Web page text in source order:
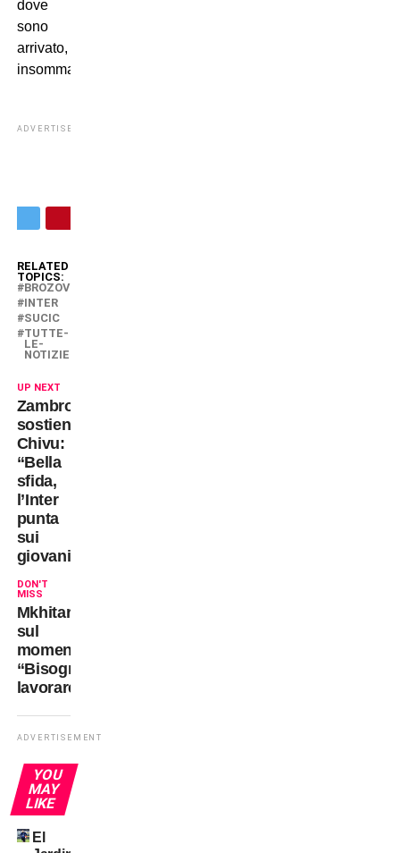
dove
sono
arrivato,
insomma”.
ADVERTISEMENT
RELATED
TOPICS:
BROZOVIC
INTER
SUCIC
TUTTE-
LE-
NOTIZIE
UP NEXT
Zambrotta
sostiene
Chivu:
“Bella
sfida,
l’Inter
punta
sui
giovani”
DON'T
MISS
Mkhitaryan
sul
momento:
“Bisogna
lavorare”
ADVERTISEMENT
YOU
MAY
LIKE
El